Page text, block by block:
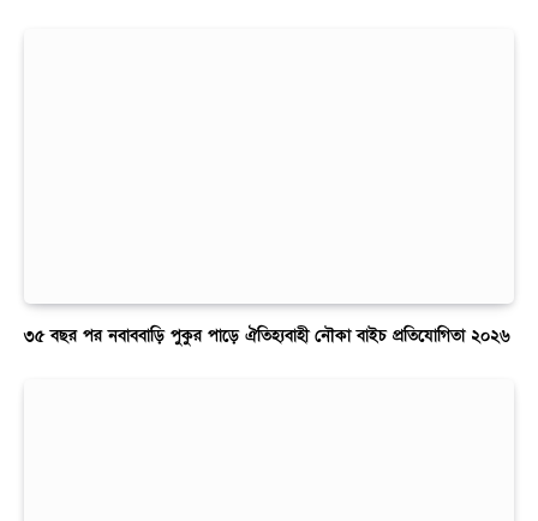
৩৫ বছর পর নবাববাড়ি পুকুর পাড়ে ঐতিহ্যবাহী নৌকা বাইচ প্রতিযোগিতা ২০২৬